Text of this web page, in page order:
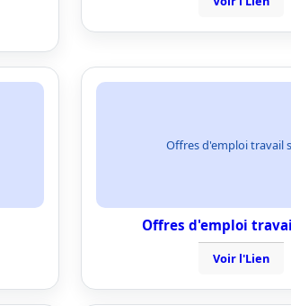
Offres d'emploi travail
Offres d'emploi
Voir l'Lien